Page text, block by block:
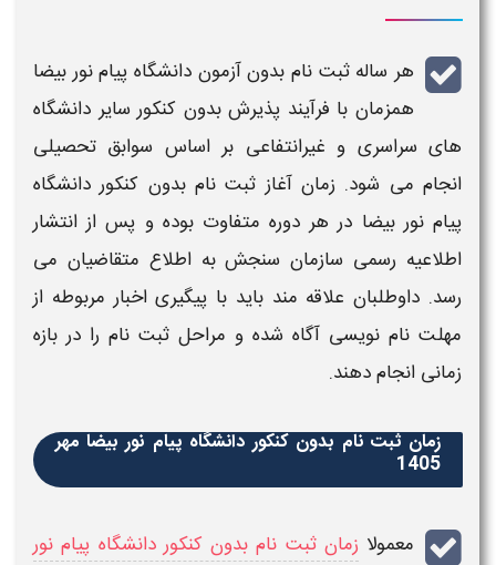
هر سالهثبت‌ نام بدون آزمون دانشگاه پیام نور بیضا
همزمان با فرآیند پذیرشبدون کنکورسایر دانشگاه‌
های سراسری و غیرانتفاعی بر اساس سوابق تحصیلی
انجام می‌ شود. زمان آغاز ثبت‌ نام بدون کنکور دانشگاه
پیام نور بیضا در هر دوره متفاوت بوده و پس از انتشار
اطلاعیه رسمی سازمان سنجش به اطلاع متقاضیان می‌
رسد. داوطلبان علاقه‌ مند باید با پیگیری اخبار مربوطه از
مهلت نام‌ نویسی آگاه شده و مراحل ثبت‌ نام را در بازه
زمانی انجام دهند.
زمان ثبت نام بدون کنکور دانشگاه پیام نور بیضا مهر
1405
معمولا زمان ثبت نام بدون کنکور دانشگاه پیام نور